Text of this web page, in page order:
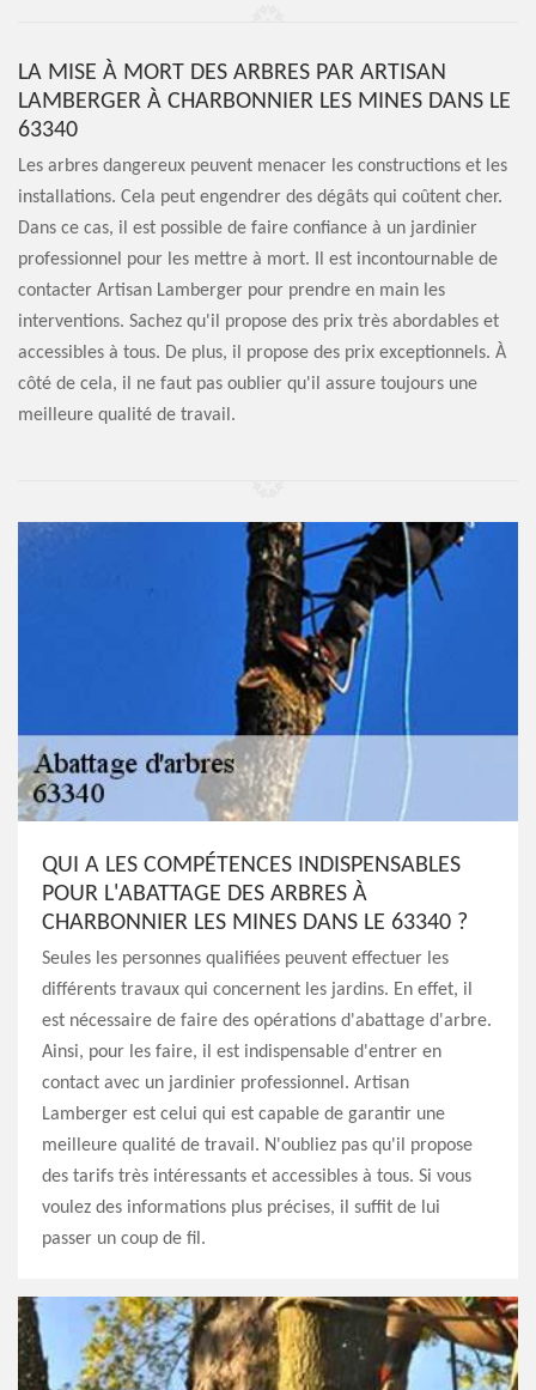
LA MISE À MORT DES ARBRES PAR ARTISAN
LAMBERGER À CHARBONNIER LES MINES DANS LE
63340
Les arbres dangereux peuvent menacer les constructions et les
installations. Cela peut engendrer des dégâts qui coûtent cher.
Dans ce cas, il est possible de faire confiance à un jardinier
professionnel pour les mettre à mort. Il est incontournable de
contacter Artisan Lamberger pour prendre en main les
interventions. Sachez qu'il propose des prix très abordables et
accessibles à tous. De plus, il propose des prix exceptionnels. À
côté de cela, il ne faut pas oublier qu'il assure toujours une
meilleure qualité de travail.
QUI A LES COMPÉTENCES INDISPENSABLES
POUR L'ABATTAGE DES ARBRES À
CHARBONNIER LES MINES DANS LE 63340 ?
Seules les personnes qualifiées peuvent effectuer les
différents travaux qui concernent les jardins. En effet, il
est nécessaire de faire des opérations d'abattage d'arbre.
Ainsi, pour les faire, il est indispensable d'entrer en
contact avec un jardinier professionnel. Artisan
Lamberger est celui qui est capable de garantir une
meilleure qualité de travail. N'oubliez pas qu'il propose
des tarifs très intéressants et accessibles à tous. Si vous
voulez des informations plus précises, il suffit de lui
passer un coup de fil.